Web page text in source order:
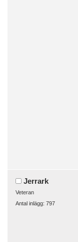
Jerrark
Veteran
Antal inlägg: 797